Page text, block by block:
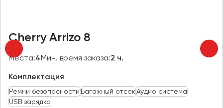
Cherry Arrizo 8
Места:4Мин. время заказа:2 ч.
Комплектация
Ремни безопасности Багажный отсекАудио система
USB зарядка
Омск
Орёл
Пенза
Пермь